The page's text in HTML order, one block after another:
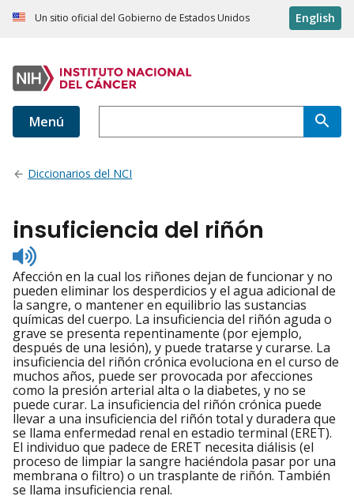
Un sitio oficial del Gobierno de Estados Unidos English
Menú
Diccionarios del NCI
insuficiencia del riñón
Listen
to
pronunciation
Afección en la cual los riñones dejan de funcionar y no
pueden eliminar los desperdicios y el agua adicional de
la sangre, o mantener en equilibrio las sustancias
químicas del cuerpo. La insuficiencia del riñón aguda o
grave se presenta repentinamente (por ejemplo,
después de una lesión), y puede tratarse y curarse. La
insuficiencia del riñón crónica evoluciona en el curso de
muchos años, puede ser provocada por afecciones
como la presión arterial alta o la diabetes, y no se
puede curar. La insuficiencia del riñón crónica puede
llevar a una insuficiencia del riñón total y duradera que
se llama enfermedad renal en estadio terminal (ERET).
El individuo que padece de ERET necesita diálisis (el
proceso de limpiar la sangre haciéndola pasar por una
membrana o filtro) o un trasplante de riñón. También
se llama insuficiencia renal.